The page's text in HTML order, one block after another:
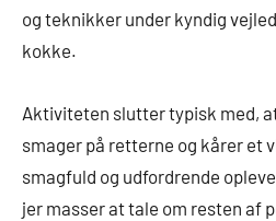
og teknikker under kyndig
kokke.
Aktiviteten slutter typisk med,
smager på retterne og kårer et
smagfuld og udfordrende
jer masser at tale om resten af